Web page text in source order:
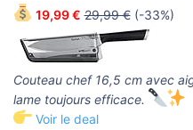
19,99 € 29,99 €(-33%)
Couteau chef 16,5 cm avec
lame toujours efficace.
Voir le deal